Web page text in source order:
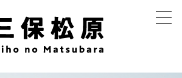
menu